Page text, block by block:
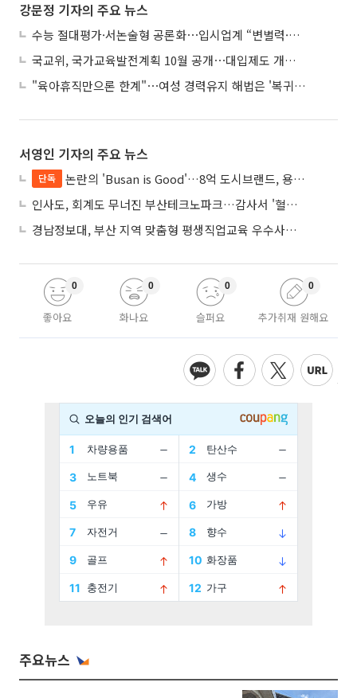
강문정 기자의 주요 뉴스
수능 절대평가·서논술형 공론화⋯입시업계 “변별력·사교육 대책 먼저”
국교위, 국가교육발전계획 10월 공개⋯대입제도 개편 공론화 추진
"육아휴직만으론 한계"⋯여성 경력유지 해법은 '복귀 후 유연근무’
서영인 기자의 주요 뉴스
단독
논란의 'Busan is Good'…8억 도시브랜드, 용산 대통령실 CI 업체가 수행
인사도, 회계도 무너진 부산테크노파크…감사서 '혈세 유용·인사 뒤집기' 적발
경남정보대, 부산 지역 맞춤형 평생직업교육 우수사례로 혁신 주도
좋아요
0
화나요
0
슬퍼요
0
추가취재 원해요
0
주요뉴스